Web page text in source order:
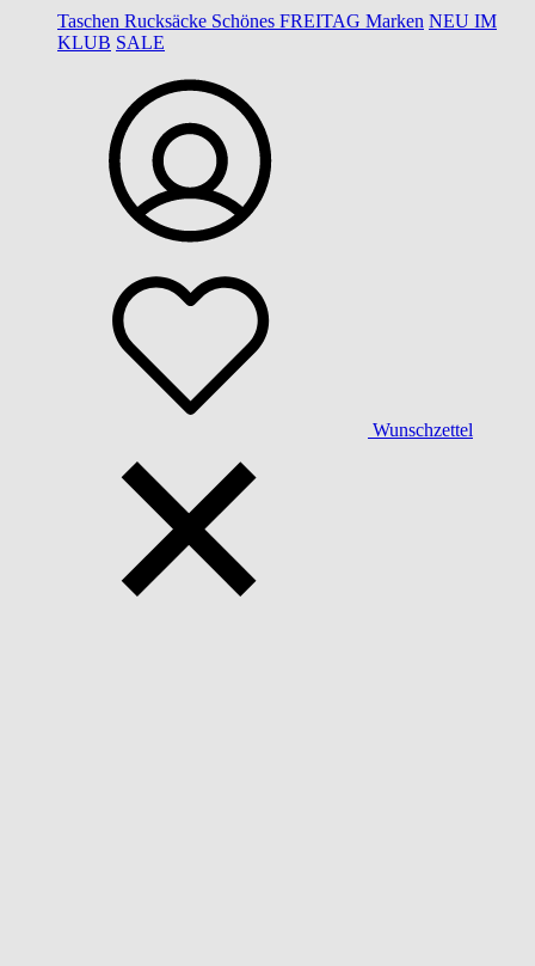
Taschen Rucksäcke Schönes FREITAG Marken NEU IM
KLUB SALE
Wunschzettel